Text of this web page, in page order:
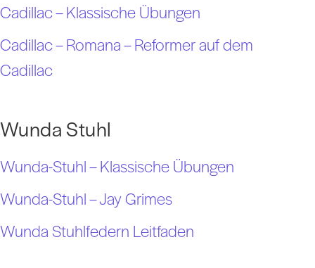
Cadillac – Klassische Übungen
Cadillac – Romana – Reformer auf dem
Cadillac
Wunda Stuhl
Wunda-Stuhl – Klassische Übungen
Wunda-Stuhl – Jay Grimes
Wunda Stuhlfedern Leitfaden